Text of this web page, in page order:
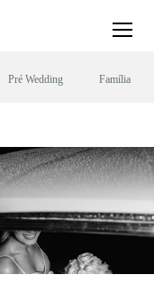
Pré Wedding Família